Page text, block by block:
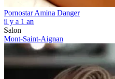
Pornostar Amina Danger
il y a 1 an
Salon
Mont-Saint-Aignan